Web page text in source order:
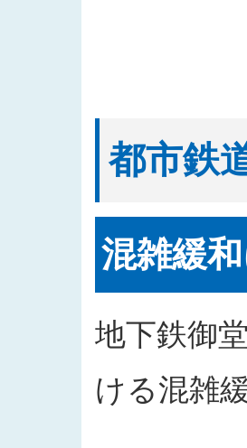
都市鉄
混雑緩
地下鉄御
ける混雑